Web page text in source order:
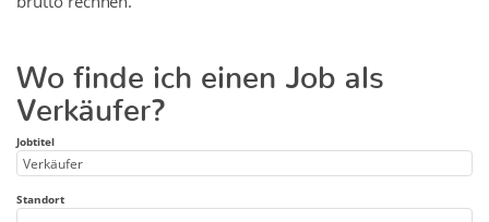
Wo finde ich einen Job als
Verkäufer?
Jobtitel
Standort